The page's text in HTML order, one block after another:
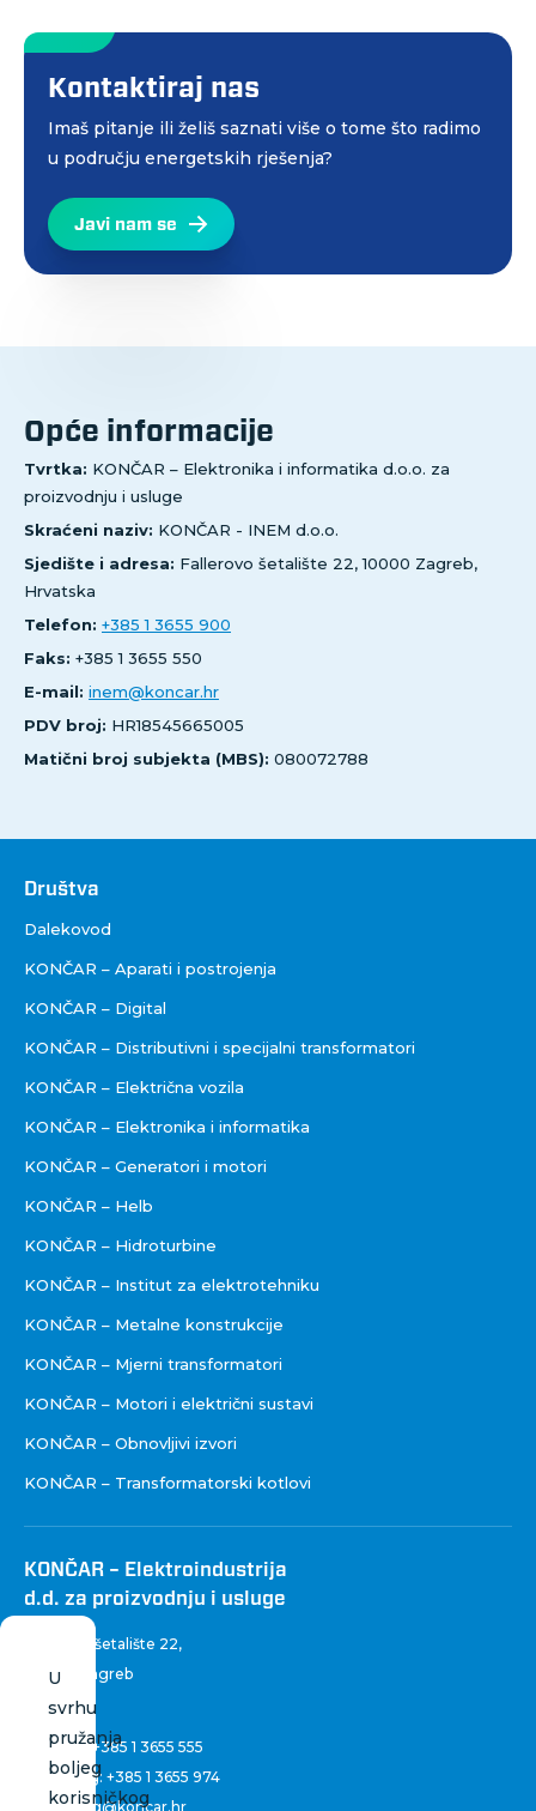
Kontaktiraj nas
Imaš pitanje ili želiš saznati više o tome što radimo
u području energetskih rješenja?
Javi nam se
Opće informacije
Tvrtka: KONČAR – Elektronika i informatika d.o.o. za
proizvodnju i usluge
Skraćeni naziv: KONČAR - INEM d.o.o.
Sjedište i adresa: Fallerovo šetalište 22, 10000 Zagreb,
Hrvatska
Telefon: +385 1 3655 900
Faks: +385 1 3655 550
E-mail: inem@koncar.hr
PDV broj: HR18545665005
Matični broj subjekta (MBS): 080072788
Društva
Društva
Dalekovod
KONČAR – Aparati i postrojenja
KONČAR – Digital
KONČAR – Distributivni i specijalni transformatori
KONČAR – Električna vozila
KONČAR – Elektronika i informatika
KONČAR – Generatori i motori
KONČAR – Helb
KONČAR – Hidroturbine
KONČAR – Institut za elektrotehniku
KONČAR – Metalne konstrukcije
KONČAR – Mjerni transformatori
KONČAR – Motori i električni sustavi
KONČAR – Obnovljivi izvori
KONČAR – Transformatorski kotlovi
KONČAR – Elektroindustrija
d.d. za proizvodnju i usluge
Fallerovo šetalište 22,
10 000 Zagreb
Hrvatska
Centrala:+385 1 3655 555
Marketing: +385 1 3655 974
marketing@koncar.hr
U
svrhu
pružanja
boljeg
korisničkog